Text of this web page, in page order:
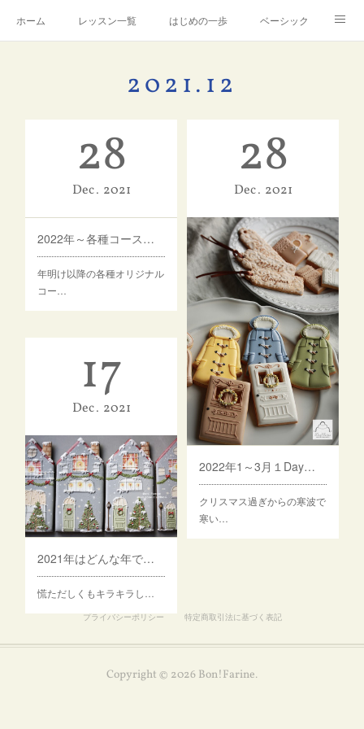
ホーム レッスン一覧 はじめの一歩 ベーシック
2021. 12
28
Dec 2021
2022年～各種コースレッスンについて
年明け以降の各種オリジナル
コー…
28
Dec 2021
2022年1～3月１Dayレッスンのご案内
クリスマス過ぎからの寒波で
寒い…
17
Dec 2021
2021年はどんな年でしたか？
慌ただしくもキラキラし…
プライバシーポリシー 特定商取引法に基づく表記
Copyright © 2026 Bon!Farine.